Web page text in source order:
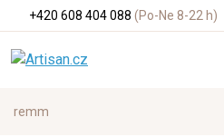
+420 608 404 088 (Po-Ne 8-22 h)